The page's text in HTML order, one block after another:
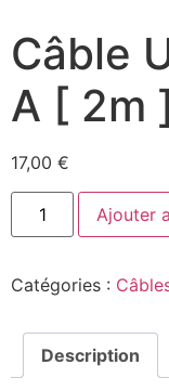
Câble
A [ 2m ]
17,00 €
Ajouter
Catégories :
Description